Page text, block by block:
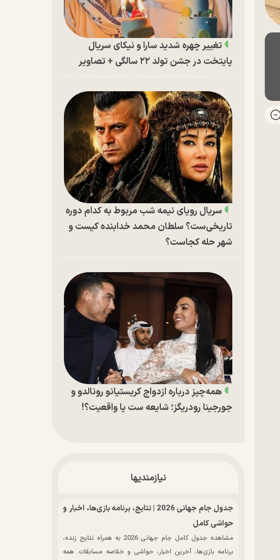
تغییر چهره شدید سارا و نیکای سریال
پایتخت در جشن تولد ۲۲ سالگی + تصاویر
سریال رویای نیمه شب مربوط به کدام دوره
تاریخی‌ست؟ سلطان محمد خدابنده کیست و
شهر حله کجاست؟
همه‌چیز درباره ازدواج کریستیانو رونالدو و
جورجینا رودریگز؛ شایعه ست یا واقعیت؟!
نیازمندیها
جدول جام جهانی 2026 | نتایج، برنامه بازی‌ها، اخبار و
حواشی کامل
مشاهده جدول کامل جام جهانی 2026 به همراه نتایج زنده،
برنامه بازی‌ها، آخرین اخبار، حواشی و خلاصه مسابقات. همه